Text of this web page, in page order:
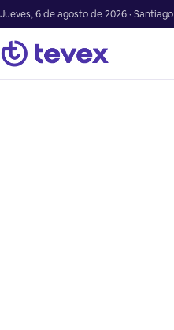
Jueves, 6 de agosto de 2026 · Santiago